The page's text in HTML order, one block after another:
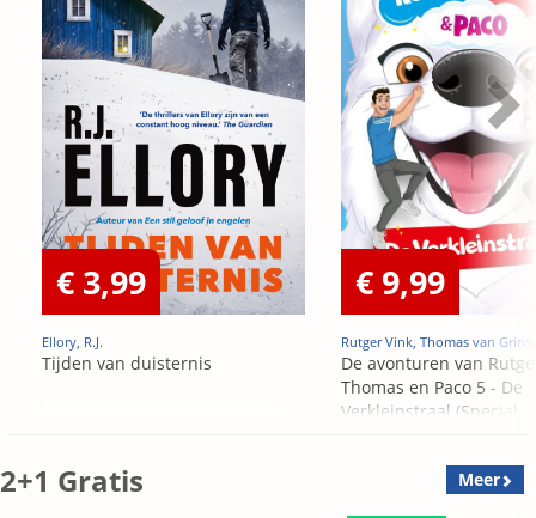
€ 3,99
Ellory, R.J.
Tijden van duisternis
€ 9,99
Rutger Vink, Thomas van
De avonturen van
Thomas en Paco 5 - De
Verkleinstraal (Special
2+1 Gratis Meer